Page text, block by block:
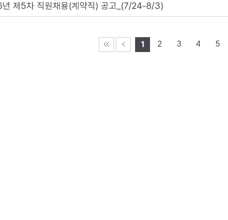
년 제5차 직원채용(계약직) 공고_(7/24-8/3)
1 2 3 4 5